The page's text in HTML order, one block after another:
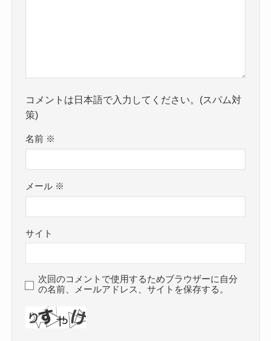
コメントは日本語で入力してください。(スパム対
策)
名前 ※
メール ※
サイト
次回のコメントで使用するためブラウザーに自分
の名前、メールアドレス、サイトを保存する。